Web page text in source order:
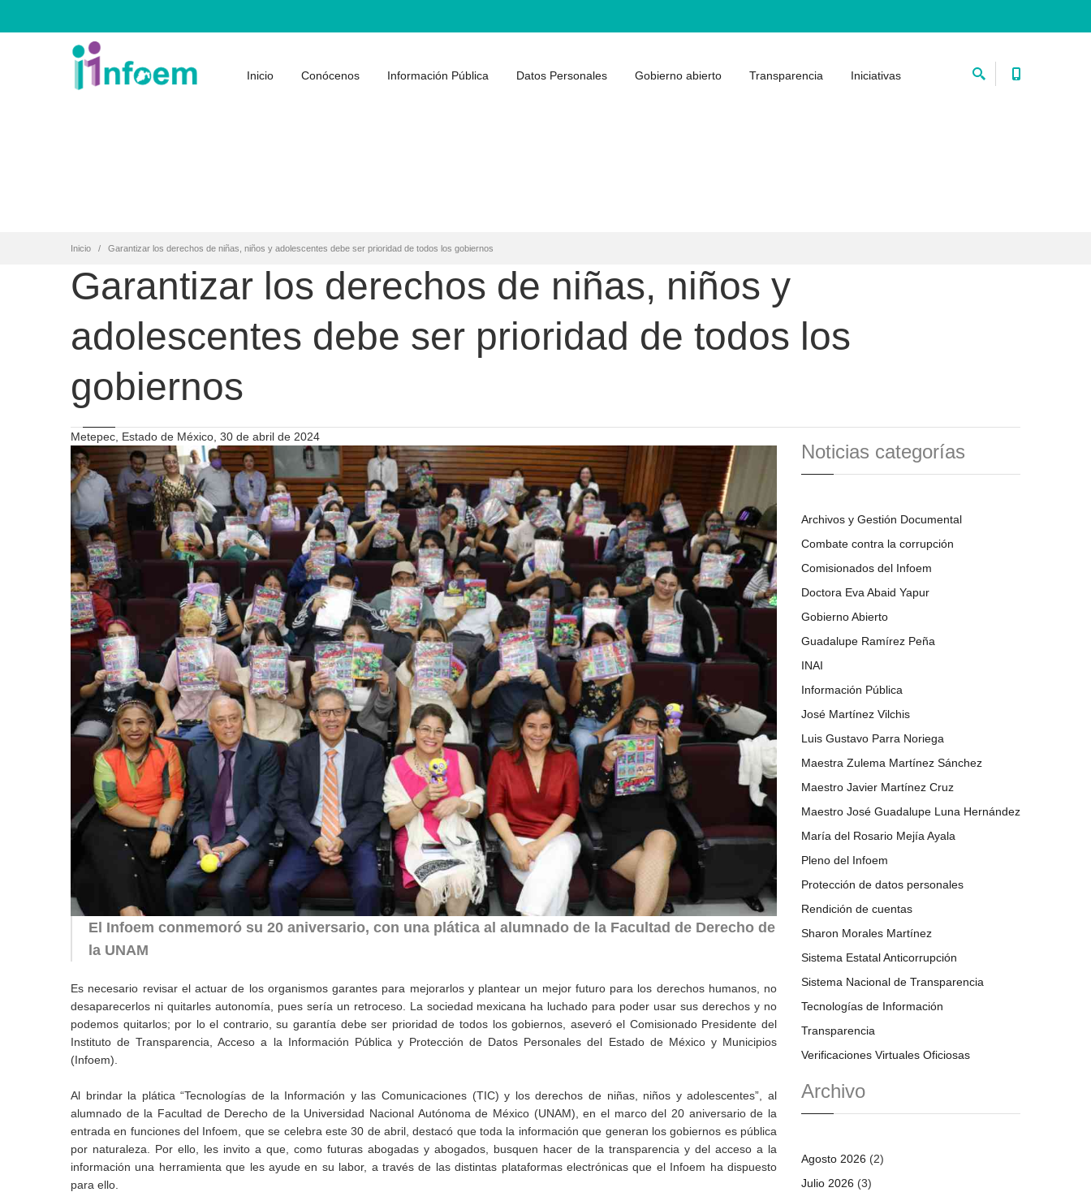
Inicio Conócenos Información Pública Datos Personales Gobierno abierto Transparencia Iniciativas
Inicio Garantizar los derechos de niñas, niños y adolescentes debe ser prioridad de todos los gobiernos
Garantizar los derechos de niñas, niños y
adolescentes debe ser prioridad de todos los
gobiernos
Metepec, Estado de México, 30 de abril de 2024
El Infoem conmemoró su 20 aniversario, con una plática al alumnado de la Facultad de Derecho de
la UNAM
Es necesario revisar el actuar de los organismos garantes para mejorarlos y plantear un mejor futuro para los derechos humanos, no
desaparecerlos ni quitarles autonomía, pues sería un retroceso. La sociedad mexicana ha luchado para poder usar sus derechos y no
podemos quitarlos; por lo el contrario, su garantía debe ser prioridad de todos los gobiernos, aseveró el Comisionado Presidente del
Instituto de Transparencia, Acceso a la Información Pública y Protección de Datos Personales del Estado de México y Municipios
(Infoem).
Al brindar la plática “Tecnologías de la Información y las Comunicaciones (TIC) y los derechos de niñas, niños y adolescentes”, al
alumnado de la Facultad de Derecho de la Universidad Nacional Autónoma de México (UNAM), en el marco del 20 aniversario de la
entrada en funciones del Infoem, que se celebra este 30 de abril, destacó que toda la información que generan los gobiernos es pública
por naturaleza. Por ello, les invito a que, como futuras abogadas y abogados, busquen hacer de la transparencia y del acceso a la
información una herramienta que les ayude en su labor, a través de las distintas plataformas electrónicas que el Infoem ha dispuesto
para ello.
Noticias categorías
Archivos y Gestión Documental
Combate contra la corrupción
Comisionados del Infoem
Doctora Eva Abaid Yapur
Gobierno Abierto
Guadalupe Ramírez Peña
INAI
Información Pública
José Martínez Vilchis
Luis Gustavo Parra Noriega
Maestra Zulema Martínez Sánchez
Maestro Javier Martínez Cruz
Maestro José Guadalupe Luna Hernández
María del Rosario Mejía Ayala
Pleno del Infoem
Protección de datos personales
Rendición de cuentas
Sharon Morales Martínez
Sistema Estatal Anticorrupción
Sistema Nacional de Transparencia
Tecnologías de Información
Transparencia
Verificaciones Virtuales Oficiosas
Archivo
Agosto 2026 (2)
Julio 2026 (3)